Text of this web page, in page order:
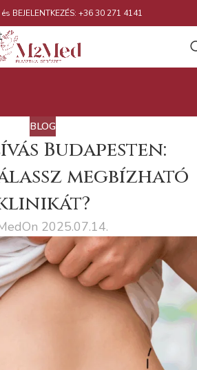
BEJELENTKEZÉS: +36 30 271 4141
BLOG
Budapesten:
megbízható
On 2025.07.14.